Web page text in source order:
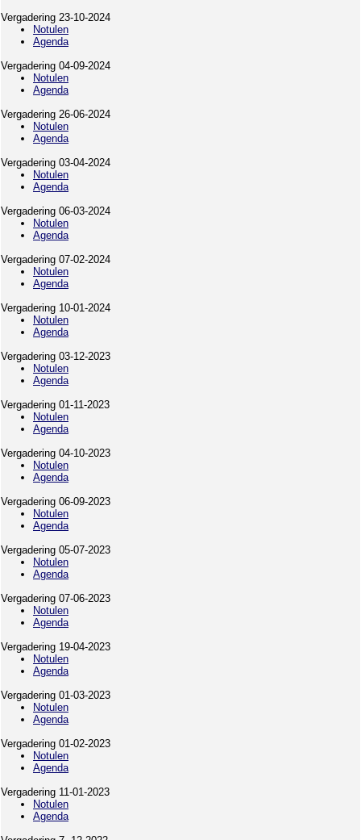
Vergadering 23-10-2024
Notulen
Agenda
Vergadering 04-09-2024
Notulen
Agenda
Vergadering 26-06-2024
Notulen
Agenda
Vergadering 03-04-2024
Notulen
Agenda
Vergadering 06-03-2024
Notulen
Agenda
Vergadering 07-02-2024
Notulen
Agenda
Vergadering 10-01-2024
Notulen
Agenda
Vergadering 03-12-2023
Notulen
Agenda
Vergadering 01-11-2023
Notulen
Agenda
Vergadering 04-10-2023
Notulen
Agenda
Vergadering 06-09-2023
Notulen
Agenda
Vergadering 05-07-2023
Notulen
Agenda
Vergadering 07-06-2023
Notulen
Agenda
Vergadering 19-04-2023
Notulen
Agenda
Vergadering 01-03-2023
Notulen
Agenda
Vergadering 01-02-2023
Notulen
Agenda
Vergadering 11-01-2023
Notulen
Agenda